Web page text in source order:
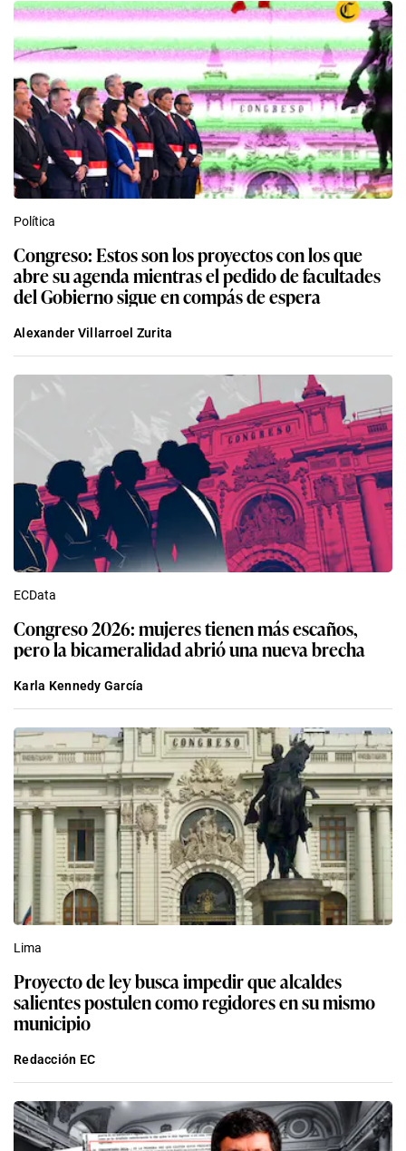
Política
Congreso: Estos son los proyectos con los que
abre su agenda mientras el pedido de facultades
del Gobierno sigue en compás de espera
Alexander Villarroel Zurita
ECData
Congreso 2026: mujeres tienen más escaños,
pero la bicameralidad abrió una nueva brecha
Karla Kennedy García
Lima
Proyecto de ley busca impedir que alcaldes
salientes postulen como regidores en su mismo
municipio
Redacción EC